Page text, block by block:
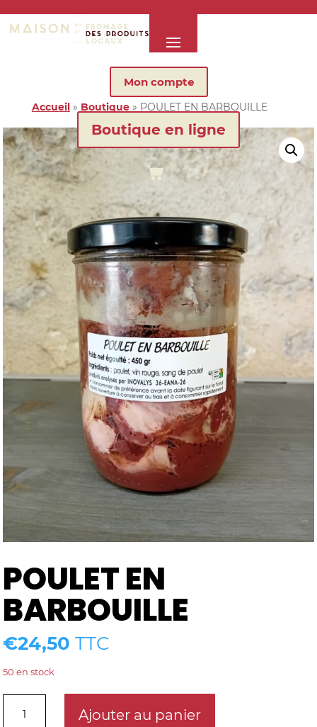
Mon compte
Boutique en ligne
Accueil» Boutique» POULET EN BARBOUILLE
POULET EN
BARBOUILLE
€24,50 TTC
50 en stock
Ajouter au panier